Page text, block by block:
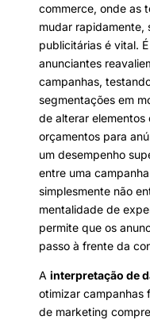
commerce, onde as
mudar rapidamente,
publicitárias é vital.
anunciantes
campanhas,
segmentações em
de alterar
orçamentos para
um desempenho
entre uma
simplesmente não
mentalidade de
permite que os
passo à frente da
A interpretação de
otimizar campanhas
de marketing